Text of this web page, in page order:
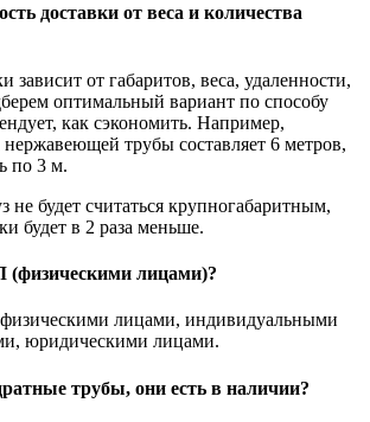
доставки от веса и количества
зависит от габаритов, веса, удаленности,
оптимальный вариант по способу
как сэкономить. Например,
нержавеющей трубы составляет 6 метров,
по 3 м.
не будет считаться крупногабаритным,
будет в 2 раза меньше.
(физическими лицами)?
лицами, индивидуальными
юридическими лицами.
трубы, они есть в наличии?